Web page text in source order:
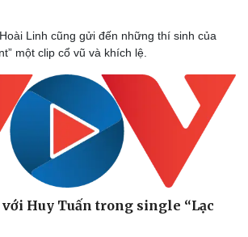
Linh cũng gửi đến những thí sinh của
một clip cổ vũ và khích lệ.
Huy Tuấn trong single “Lạc